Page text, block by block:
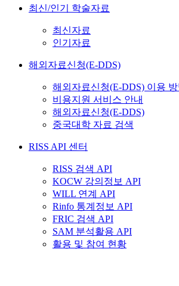
최신/인기 학술자료
최신자료
인기자료
해외자료신청(E-DDS)
해외자료신청(E-DDS) 이용 방
비용지원 서비스 안내
해외자료신청(E-DDS)
중국대학 자료 검색
RISS API 센터
RISS 검색 API
KOCW 강의정보 API
WILL 연계 API
Rinfo 통계정보 API
FRIC 검색 API
SAM 분석활용 API
활용 및 참여 현황